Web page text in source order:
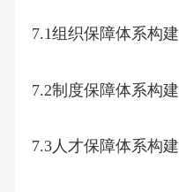
7.1组织保障体系构建
7.2制度保障体系构建
7.3人才保障体系构建